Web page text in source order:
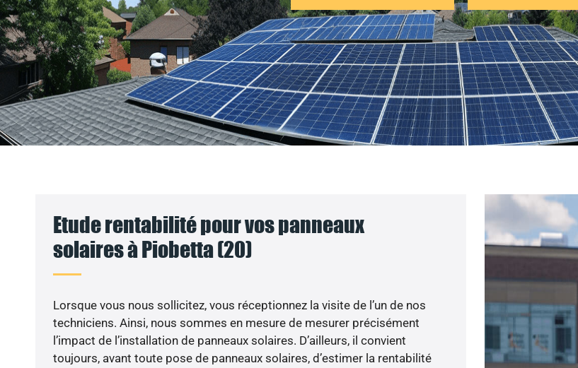
Etude rentabilité pour vos panneaux
solaires à Piobetta (20)
Lorsque vous nous sollicitez, vous réceptionnez la visite de l’un de nos
techniciens. Ainsi, nous sommes en mesure de mesurer précisément
l’impact de l’installation de panneaux solaires. D’ailleurs, il convient
toujours, avant toute pose de panneaux solaires, d’estimer la rentabilité